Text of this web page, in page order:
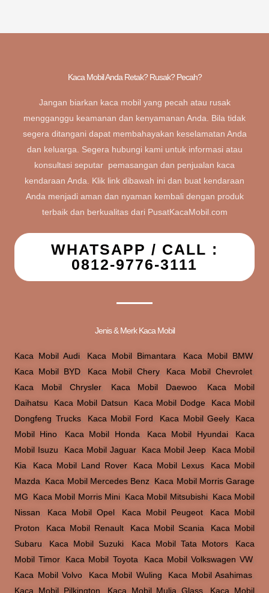
Kaca Mobil Anda Retak? Rusak? Pecah?
Jangan biarkan kaca mobil yang pecah atau rusak
mengganggu keamanan dan kenyamanan Anda. Bila tidak
segera ditangani dapat membahayakan keselamatan Anda
dan keluarga. Segera hubungi kami untuk informasi atau
konsultasi seputar pemasangan dan penjualan kaca
kendaraan Anda. Klik link dibawah ini dan buat kendaraan
Anda menjadi aman dan nyaman kembali dengan produk
terbaik dan berkualitas dari PusatKacaMobil.com
WHATSAPP / CALL :
0812-9776-3111
Jenis & Merk Kaca Mobil
Kaca Mobil Audi Kaca Mobil Bimantara Kaca Mobil BMW,
Kaca Mobil BYD
Kaca Mobil Chery, Kaca Mobil Chevrolet
Kaca Mobil Chrysler, Kaca Mobil Daewoo
Kaca Mobil
Daihatsu
Kaca Mobil Datsun Kaca Mobil Dodge
Kaca Mobil
Dongfeng Trucks, Kaca Mobil Ford Kaca Mobil Geely, Kaca
Mobil Hino
Kaca Mobil Honda Kaca Mobil Hyundai, Kaca
Mobil Isuzu
Kaca Mobil Jaguar, Kaca Mobil Jeep
Kaca Mobil
Kia
Kaca Mobil Land Rover, Kaca Mobil Lexus
Kaca Mobil
Mazda
Kaca Mobil Mercedes Benz Kaca Mobil Morris Garage
MG
Kaca Mobil Morris Mini, Kaca Mobil Mitsubishi, Kaca Mobil
Nissan
Kaca Mobil Opel Kaca Mobil Peugeot
Kaca Mobil
Proton
Kaca Mobil Renault Kaca Mobil Scania
Kaca Mobil
Subaru
Kaca Mobil Suzuki Kaca Mobil Tata Motors, Kaca
Mobil Timor, Kaca Mobil Toyota Kaca Mobil Volkswagen VW,
Kaca Mobil Volvo
Kaca Mobil Wuling Kaca Mobil Asahimas
Kaca Mobil Pilkington
Kaca Mobil Mulia Glass Kaca Mobil